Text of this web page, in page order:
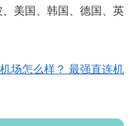
美国、韩国、德国、英
场怎么样？ 最强直连机